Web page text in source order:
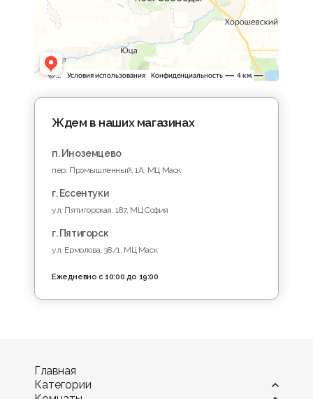
Ждем в наших магазинах
п. Иноземцево
пер. Промышленный, 1A, МЦ Маск
г. Ессентуки
ул. Пятигорская, 187, МЦ София
г. Пятигорск
ул. Ермолова, 38/1, МЦ Маск
Ежедневно с 10:00 до 19:00
Главная
Категории